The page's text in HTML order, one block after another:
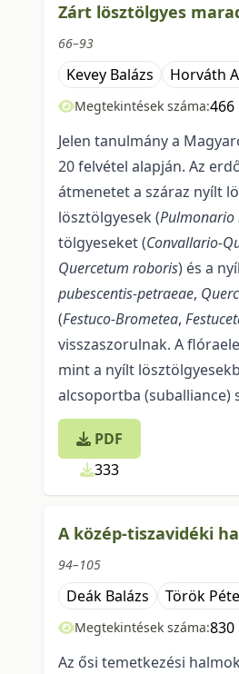
Zárt lösztölgyes
66–93
Kevey Balázs Horváth
Megtekintések száma:466
Jelen tanulmány a
20 felvétel alapján. Az
átmenetet a száraz nyílt
lösztölgyesek (Pul­monario
tölgyeseket (Convallario-
Quercetum robo­ris) és a
pubescentis-petraeae,
(Festuco-Brometea,
visszaszorul­nak. A
mint a nyílt
alcsoportba (suballiance)
PDF
333
A közép-tiszavidéki
94–105
Deák Balázs Török
Megtekintések száma:830
Az ősi temetkezési